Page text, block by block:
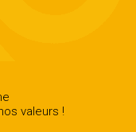
valeurs !